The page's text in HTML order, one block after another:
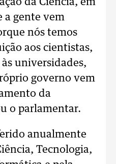
da Ciência, em
a gente vem
nós temos
aos cientistas,
universidades,
governo vem
da
o parlamentar.
anualmente
Tecnologia,